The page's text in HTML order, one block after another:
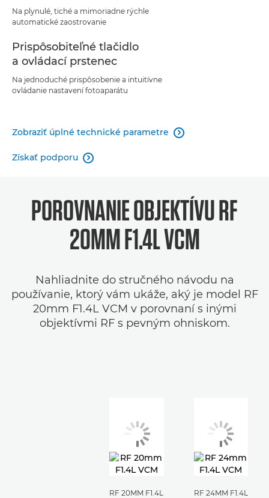
Na plynulé, tiché a mimoriadne rýchle
automatické zaostrovanie
Prispôsobiteľné tlačidlo
a ovládací prstenec
Na jednoduché prispôsobenie a intuitívne
ovládanie nastavení fotoaparátu
Zobraziť úplné technické parametre 
Získať podporu 
POROVNANIE OBJEKTÍVU RF
20MM F1.4L VCM
Nahliadnite do stručného návodu na
používanie, ktorý vám ukáže, aký je model RF
20mm F1.4L VCM v porovnaní s inými
objektívmi RF s pevným ohniskom.
RF 20MM F1.4L
RF 24MM F1.4L